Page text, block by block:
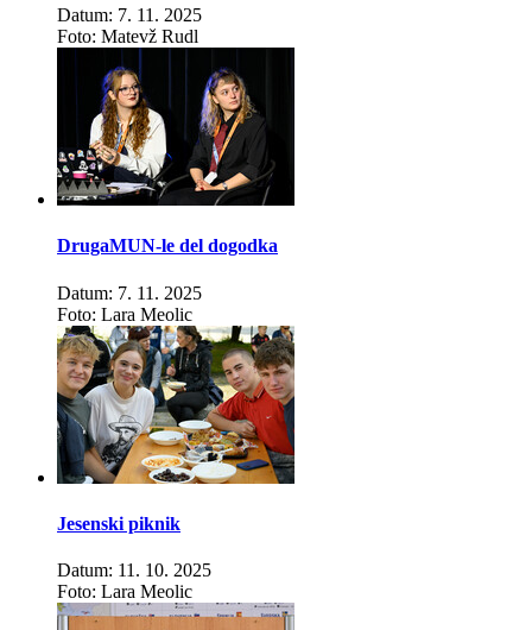
Datum: 7. 11. 2025
Foto: Matevž Rudl
DrugaMUN-le del dogodka
Datum: 7. 11. 2025
Foto: Lara Meolic
Jesenski piknik
Datum: 11. 10. 2025
Foto: Lara Meolic